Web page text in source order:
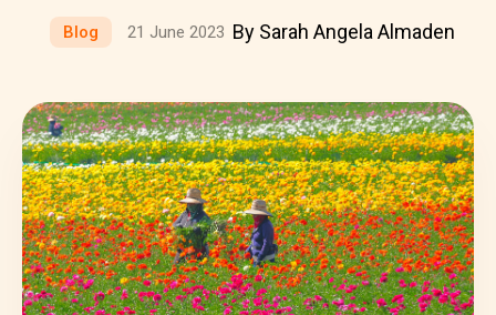
Blog 21 June 2023 By Sarah Angela Almaden